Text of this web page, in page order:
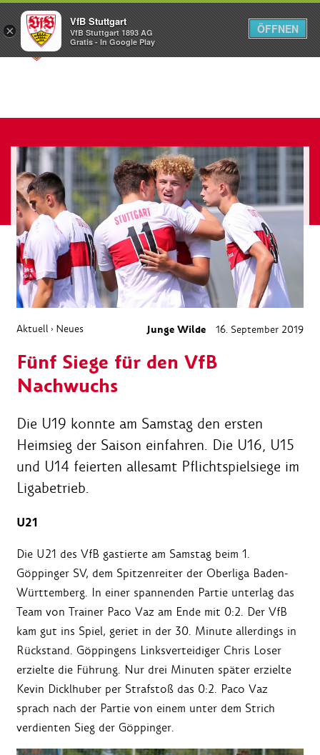
Menü
Aktuell › Neues Junge Wilde 16. September 2019
Fünf Siege für den VfB
Nachwuchs
Die U19 konnte am Samstag den ersten
Heimsieg der Saison einfahren. Die U16, U15
und U14 feierten allesamt Pflichtspielsiege im
Ligabetrieb.
U21
Die U21 des VfB gastierte am Samstag beim 1.
Göppinger SV, dem Spitzenreiter der Oberliga Baden-
Württemberg. In einer spannenden Partie unterlag das
Team von Trainer Paco Vaz am Ende mit 0:2. Der VfB
kam gut ins Spiel, geriet in der 30. Minute allerdings in
Rückstand. Göppingens Linksverteidiger Chris Loser
erzielte die Führung. Nur drei Minuten später erzielte
Kevin Dicklhuber per Strafstoß das 0:2. Paco Vaz
sprach nach der Partie von einem unter dem Strich
verdienten Sieg der Göppinger.
×
VfB Stuttgart
VfB Stuttgart 1893 AG
Gratis - In Google Play
ÖFFNEN